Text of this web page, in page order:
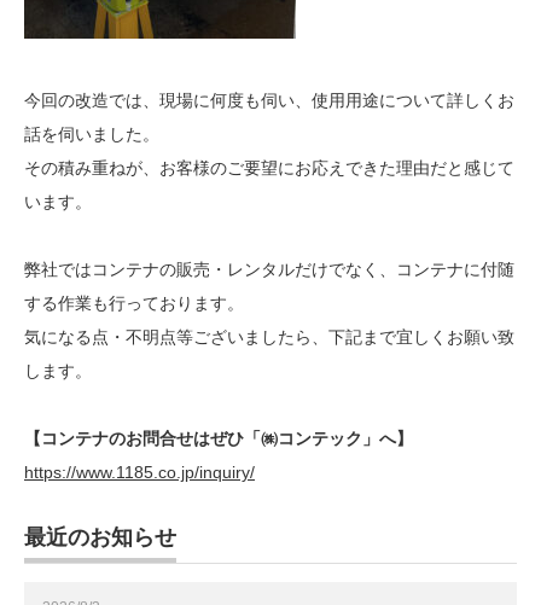
今回の改造では、現場に何度も伺い、使用用途について詳しくお
話を伺いました。
その積み重ねが、お客様のご要望にお応えできた理由だと感じて
います。
弊社ではコンテナの販売・レンタルだけでなく、コンテナに付随
する作業も行っております。
気になる点・不明点等ございましたら、下記まで宜しくお願い致
します。
【コンテナのお問合せはぜひ「㈱コンテック」へ】
https://www.1185.co.jp/inquiry/
最近のお知らせ